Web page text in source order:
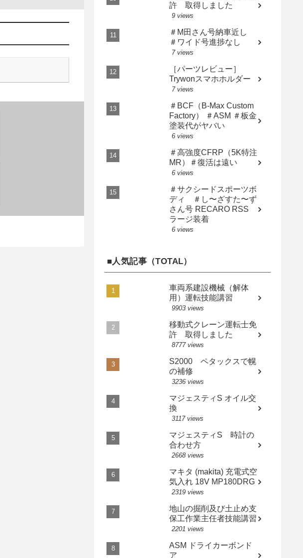
許 取得しました
9 views
＃M田さん号納車近し
＃ワイド号進捗なし
7 views
［パーツレビュー］
Trywonスマホホルダー
7 views
＃BCF（B-Max Custom
Factory） ＃ASM ＃板金
塗装代がヤバい
6 views
＃高強度CFRP（5K特注
MR）＃復活は遠い
6 views
＃サクシードスポーツボ
ディ ＃し〜ざすた〜ず
さん号 RECARO RSS
ラージ装着
6 views
■人気記事（TOTAL）
車両系建設機械（解体
用）運転技能講習
9903 views
移動式クレーン運転士免
許 取得しました
8777 views
S2000 ペタックスで幌
の補修
3236 views
マジェスティS オイル交
換
3117 views
マジェスティS 時計の
合わせ方
2668 views
マキタ (makita) 充電式空
気入れ 18V MP180DRG
2319 views
地山の掘削及び土止め支
保工作業主任者技能講習
2201 views
ASM ドライカーボンド
ア